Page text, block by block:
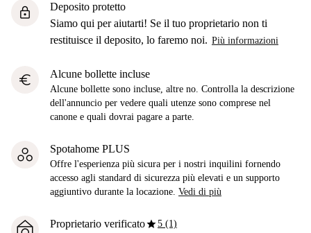
lock
Deposito protetto
Siamo qui per aiutarti! Se il tuo proprietario non ti
restituisce il deposito, lo faremo noi. Più informazioni
euro Alcune bollette incluse
Alcune bollette sono incluse, altre no. Controlla la descrizione
dell'annuncio per vedere quali utenze sono comprese nel
canone e quali dovrai pagare a parte.
Spotahome PLUS
Offre l'esperienza più sicura per i nostri inquilini fornendo
accesso agli standard di sicurezza più elevati e un supporto
aggiuntivo durante la locazione. Vedi di più
Proprietario verificatostar5 (1)